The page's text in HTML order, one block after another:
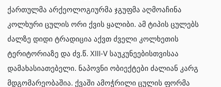
ქართულმა არქეოლოგიურმა ჯგუფმა აღმოაჩინა
კოლხური ცულის ორი ქვის ყალიბი. ამ ტიპის ცულებს
ძალზე დიდი ტრადიცია აქვთ ძველი კოლხეთის
ტერიტორიაზე და ძვ.წ. XIII-V საუკუნეებისთვისაა
დამახასიათებელი. ნაპოვნი ობიექტები ძალიან კარგ
მდგომარეობაშია. ქვაში ამოჭრილი ცულის ფორმა